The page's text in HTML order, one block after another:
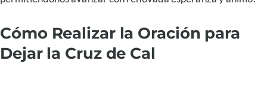
Cómo Realizar la Oración para
Dejar la Cruz de Cal